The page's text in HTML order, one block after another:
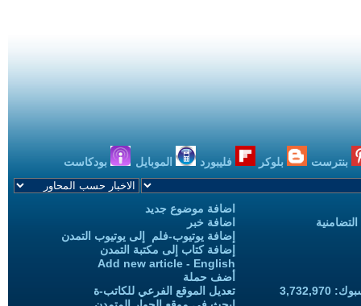
بنترست بلوكر فليبورد الموبايل بودكاست
اضافة موضوع جديد
اضافة خبر
إضافة يوتيوب-فلم إلى يوتيوب التمدن
إضافة كتاب إلى مكتبة التمدن
Add new article - English
أضف حملة
تعديل الموقع الفرعي للكاتب-ة